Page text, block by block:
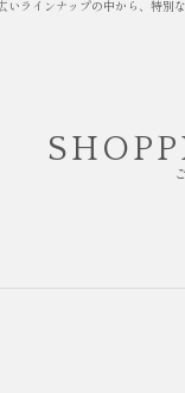
いラインナップの中から、特別